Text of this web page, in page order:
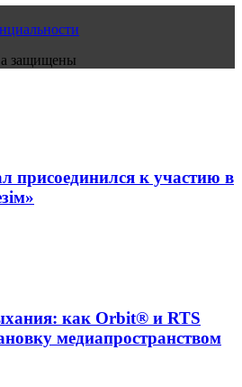
защищены
присоединился к участию в
как Orbit®️ и RTS
медиапространством